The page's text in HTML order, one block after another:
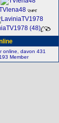
(48)
online, davon 431
Member